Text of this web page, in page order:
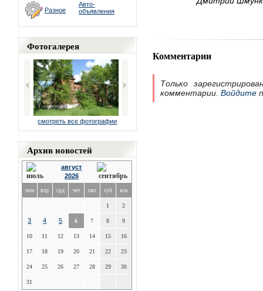
Разное
Авто-
объявления
Фотогалерея
смотреть все фотографии
Архив новостей
август
2026
пон втр срд чет пят суб вск
1 2
3 4 5 6 7 8 9
10 11 12 13 14 15 16
17 18 19 20 21 22 23
24 25 26 27 28 29 30
31
Комментарии
Только
комментарии. Войдите